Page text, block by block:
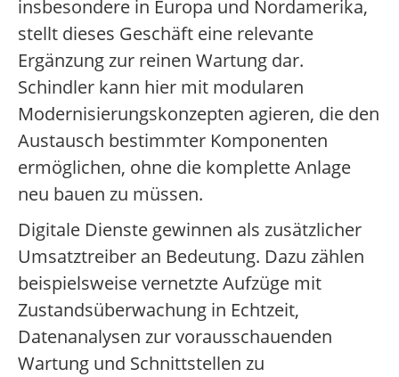
insbesondere in Europa und Nordamerika,
stellt dieses Geschäft eine relevante
Ergänzung zur reinen Wartung dar.
Schindler kann hier mit modularen
Modernisierungskonzepten agieren, die den
Austausch bestimmter Komponenten
ermöglichen, ohne die komplette Anlage
neu bauen zu müssen.
Digitale Dienste gewinnen als zusätzlicher
Umsatztreiber an Bedeutung. Dazu zählen
beispielsweise vernetzte Aufzüge mit
Zustandsüberwachung in Echtzeit,
Datenanalysen zur vorausschauenden
Wartung und Schnittstellen zu